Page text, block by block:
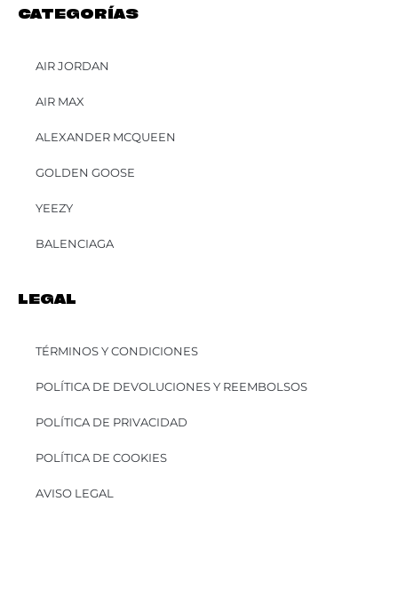
CATEGORÍAS
AIR JORDAN
AIR MAX
ALEXANDER MCQUEEN
GOLDEN GOOSE
YEEZY
BALENCIAGA
LEGAL
TÉRMINOS Y CONDICIONES
POLÍTICA DE DEVOLUCIONES Y REEMBOLSOS
POLÍTICA DE PRIVACIDAD
POLÍTICA DE COOKIES
AVISO LEGAL